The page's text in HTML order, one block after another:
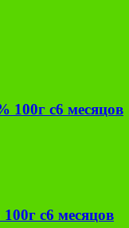
100г с6 месяцов
с6 месяцов